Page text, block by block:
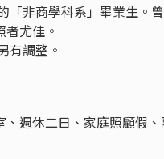
「非商學科系」畢業生。
尤佳。
有調整。
週休二日、家庭照顧假